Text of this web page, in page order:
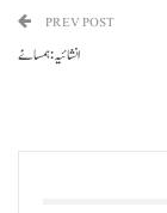
PREV POST
انشائیہ: ہمسائے